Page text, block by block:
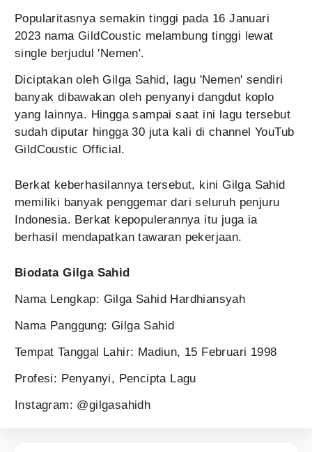
Popularitasnya semakin tinggi pada 16 Januari
2023 nama GildCoustic melambung tinggi lewat
single berjudul 'Nemen'.
Diciptakan oleh Gilga Sahid, lagu 'Nemen' sendiri
banyak dibawakan oleh penyanyi dangdut koplo
yang lainnya. Hingga sampai saat ini lagu tersebut
sudah diputar hingga 30 juta kali di channel YouTub
GildCoustic Official.
Berkat keberhasilannya tersebut, kini Gilga Sahid
memiliki banyak penggemar dari seluruh penjuru
Indonesia. Berkat kepopulerannya itu juga ia
berhasil mendapatkan tawaran pekerjaan.
Biodata Gilga Sahid
Nama Lengkap: Gilga Sahid Hardhiansyah
Nama Panggung: Gilga Sahid
Tempat Tanggal Lahir: Madiun, 15 Februari 1998
Profesi: Penyanyi, Pencipta Lagu
Instagram: @gilgasahidh